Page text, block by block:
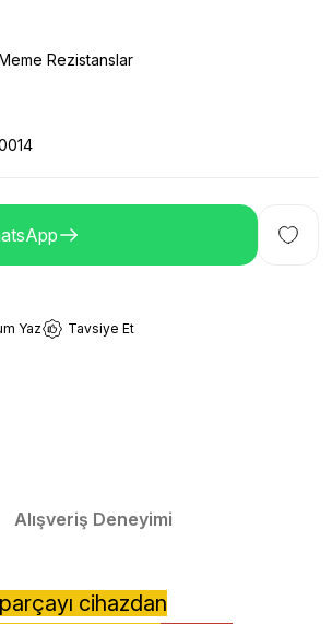
Rezistanslar
Yaz Tavsiye Et
Alışveriş Deneyimi
cihazdan